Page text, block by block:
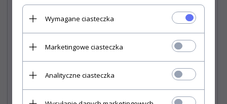
Wymagane ciasteczka
Marketingowe ciasteczka
Analityczne ciasteczka